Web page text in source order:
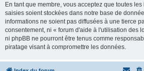
En tant que membre, vous acceptez que toutes
saisies soient stockées dans notre base de
informations ne soient pas diffusées à une tierce
consentement, ni « forum d'aide à l'utilisation des
ni phpBB ne pourront être tenus comme
piratage visant à compromettre les données.